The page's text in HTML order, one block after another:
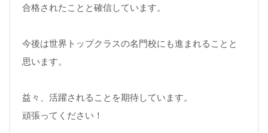
合格されたことと確信しています。
今後は世界トップクラスの名門校にも進まれることと
思います。
益々、活躍されることを期待しています。
頑張ってください！